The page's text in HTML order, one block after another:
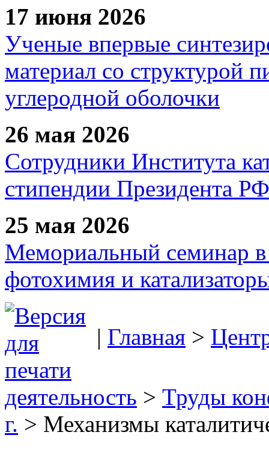
17 июня 2026
Ученые впервые
материал со структурой
углеродной оболочки
26 мая 2026
Сотрудники Института
стипендии Президента РФ
25 мая 2026
Мемориальный семинар в
фотохимия и
| Главная >
деятельность > Труды
г. > Механизмы